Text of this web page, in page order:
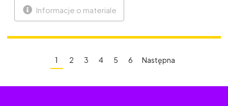
Informacje o materiale
1 2 3 4 5 6 Następna